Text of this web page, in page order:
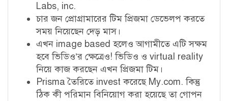
Labs, inc.
চার জন প্রোগ্রামারের টিম প্রিজমা ডেভেলপ করতে
সময় নিয়েছেন দেড় মাস।
এখন image basedহলেও আগামীতে এটি সক্ষম
হবে ভিডিও’র ক্ষেত্রেও! ভিডিও ও virtual reality
নিয়ে কাজ করছেন এখন প্রিজমা টিম।
Prismaতৈরিতে invest করেছে My.com. কিন্তু
ঠিক কী পরিমান বিনিয়োগ করাহয়েছে তা গোপন